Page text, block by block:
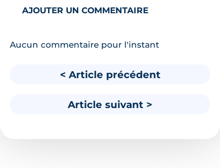
AJOUTER UN COMMENTAIRE
Aucun commentaire pour l'instant
< Article précédent
Article suivant >